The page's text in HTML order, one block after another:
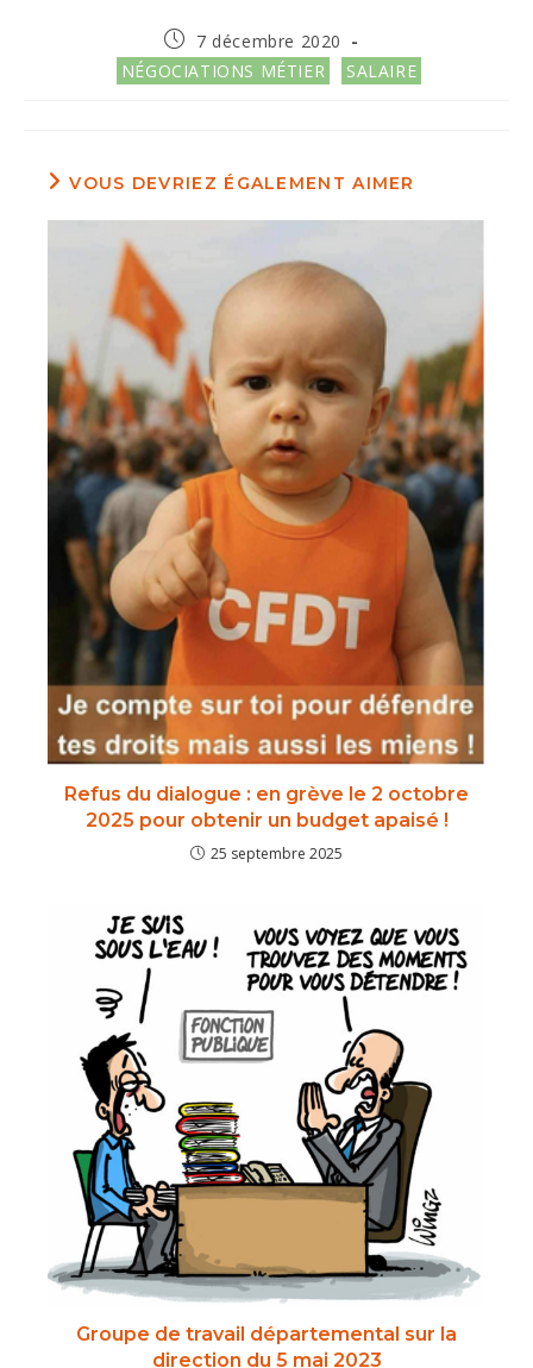
Publication
publiée :
7 décembre 2020
Post
category:
NÉGOCIATIONS MÉTIER SALAIRE
VOUS DEVRIEZ ÉGALEMENT AIMER
Refus du dialogue : en grève le 2 octobre
2025 pour obtenir un budget apaisé !
25 septembre 2025
Groupe de travail départemental sur la
direction du 5 mai 2023